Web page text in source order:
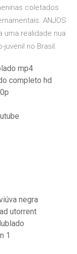
coletados
ANJOS
uma realidade nua
no Brasil.
mp4
completo hd
negra
utorrent
1